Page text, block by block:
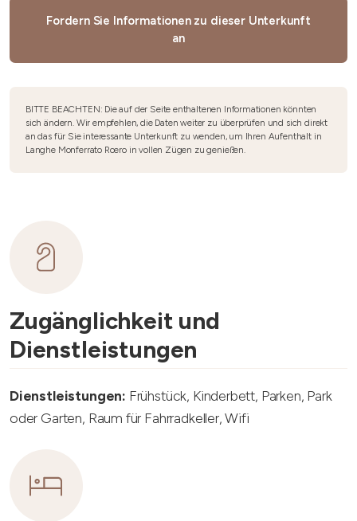
Fordern Sie Informationen zu dieser Unterkunft
an
BITTE BEACHTEN: Die auf der Seite enthaltenen Informationen könnten
sich ändern. Wir empfehlen, die Daten weiter zu überprüfen und sich direkt
an das für Sie interessante Unterkunft zu wenden, um Ihren Aufenthalt in
Langhe Monferrato Roero in vollen Zügen zu genießen.
Zugänglichkeit und
Dienstleistungen
Dienstleistungen: Frühstück, Kinderbett, Parken, Park
oder Garten, Raum für Fahrradkeller, Wifi